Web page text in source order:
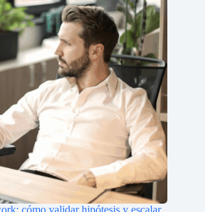
cómo validar hipótesis y escalar